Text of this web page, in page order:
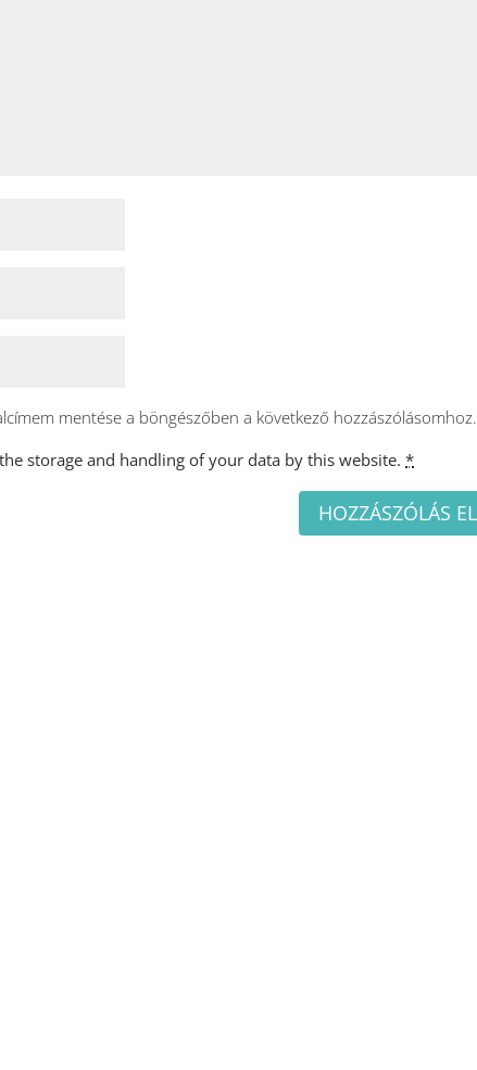
mentése a böngészőben a következő hozzászólásomhoz.
storage and handling of your data by this website.*